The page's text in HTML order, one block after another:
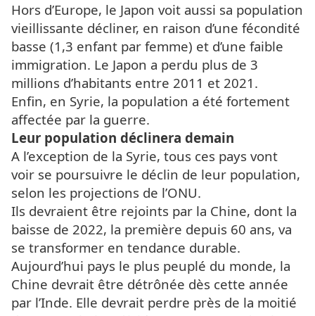
Hors d’Europe, le Japon voit aussi sa population
vieillissante décliner, en raison d’une fécondité
basse (1,3 enfant par femme) et d’une faible
immigration. Le Japon a perdu plus de 3
millions d’habitants entre 2011 et 2021.
Enfin, en Syrie, la population a été fortement
affectée par la guerre.
Leur population déclinera demain
A l’exception de la Syrie, tous ces pays vont
voir se poursuivre le déclin de leur population,
selon les projections de l’ONU.
Ils devraient être rejoints par la Chine, dont la
baisse de 2022, la première depuis 60 ans, va
se transformer en tendance durable.
Aujourd’hui pays le plus peuplé du monde, la
Chine devrait être détrônée dès cette année
par l’Inde. Elle devrait perdre près de la moitié